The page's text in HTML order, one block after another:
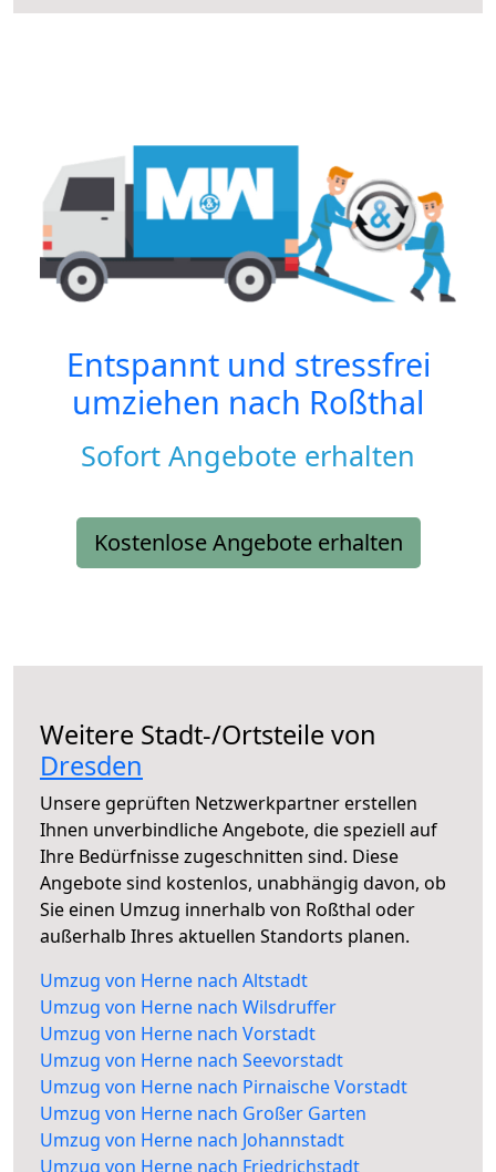
Entspannt und stressfrei
umziehen nach Roßthal
Sofort Angebote erhalten
Kostenlose Angebote erhalten
Weitere Stadt-/Ortsteile von
Dresden
Unsere geprüften Netzwerkpartner erstellen
Ihnen unverbindliche Angebote, die speziell auf
Ihre Bedürfnisse zugeschnitten sind. Diese
Angebote sind kostenlos, unabhängig davon, ob
Sie einen Umzug innerhalb von Roßthal oder
außerhalb Ihres aktuellen Standorts planen.
Umzug von Herne nach Altstadt
Umzug von Herne nach Wilsdruffer
Umzug von Herne nach Vorstadt
Umzug von Herne nach Seevorstadt
Umzug von Herne nach Pirnaische Vorstadt
Umzug von Herne nach Großer Garten
Umzug von Herne nach Johannstadt
Umzug von Herne nach Friedrichstadt